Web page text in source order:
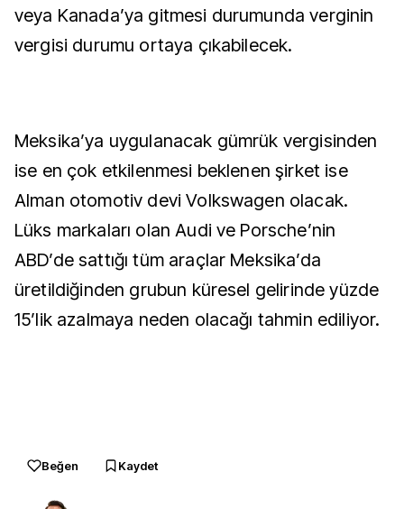
veya Kanada’ya gitmesi durumunda verginin
vergisi durumu ortaya çıkabilecek.
Meksika’ya uygulanacak gümrük vergisinden
ise en çok etkilenmesi beklenen şirket ise
Alman otomotiv devi Volkswagen olacak.
Lüks markaları olan Audi ve Porsche’nin
ABD’de sattığı tüm araçlar Meksika’da
üretildiğinden grubun küresel gelirinde yüzde
15’lik azalmaya neden olacağı tahmin ediliyor.
Beğen Kaydet